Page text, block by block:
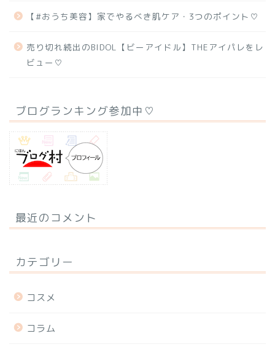
【#おうち美容】家でやるべき肌ケア・3つのポイント♡
売り切れ続出のBIDOL【ビーアイドル】THEアイパレをレ
ビュー♡
ブログランキング参加中♡
最近のコメント
カテゴリー
コスメ
コラム